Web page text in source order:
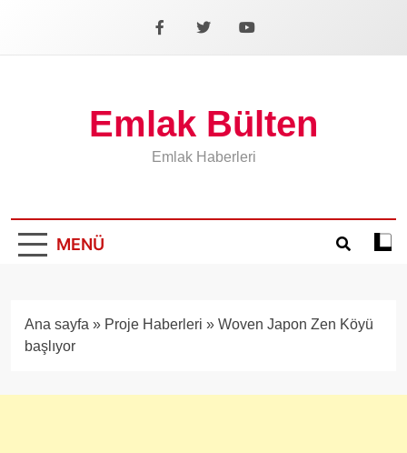
Facebook
X YouTube
Emlak Bülten
Emlak Haberleri
MENÜ
Koyu
Ana sayfa » Proje Haberleri » Woven Japon Zen Köyü
başlıyor